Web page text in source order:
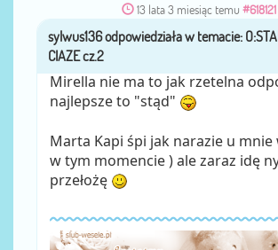
13 lata 3 miesiąc temu #618121
przezsylwus136
Mirella nie ma to jak rzetelna
najlepsze to "stąd"
Marta Kapi śpi jak narazie u mnie
w tym momencie ) ale zaraz idę
przełożę